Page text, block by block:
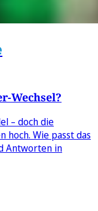
Wechsel?
– doch die
hoch. Wie passt das
Antworten in